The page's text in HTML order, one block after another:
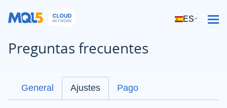
ES
Preguntas frecuentes
General Ajustes Pago